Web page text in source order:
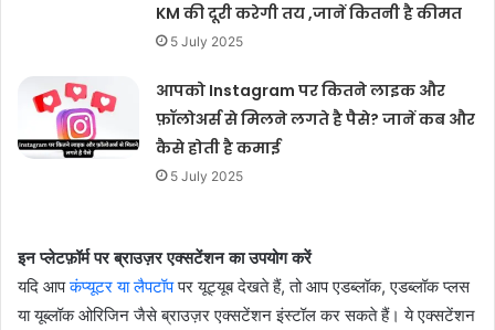
KM की दूरी करेगी तय ,जानें कितनी है कीमत
5 July 2025
आपको Instagram पर कितने लाइक और
फ़ॉलोअर्स से मिलने लगते है पैसे? जानें कब और
कैसे होती है कमाई
5 July 2025
इन प्लेटफ़ॉर्म पर ब्राउज़र एक्सटेंशन का उपयोग करें
यदि आपकंप्यूटर या लैपटॉपपर यूट्यूब देखते हैं, तो आप एडब्लॉक, एडब्लॉक प्लस
या यूब्लॉक ओरिजिन जैसे ब्राउज़र एक्सटेंशन इंस्टॉल कर सकते हैं। ये एक्सटेंशन